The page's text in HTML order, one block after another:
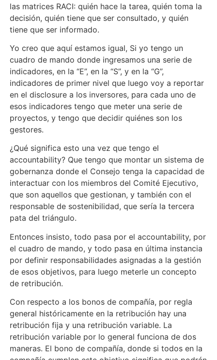
las matrices RACI: quién hace la tarea, quién toma la
decisión, quién tiene que ser consultado, y quién
tiene que ser informado.
Yo creo que aquí estamos igual, Si yo tengo un
cuadro de mando donde ingresamos una serie de
indicadores, en la “E”, en la “S”, y en la “G”,
indicadores de primer nivel que luego voy a reportar
en el disclosure a los inversores, para cada uno de
esos indicadores tengo que meter una serie de
proyectos, y tengo que decidir quiénes son los
gestores.
¿Qué significa esto una vez que tengo el
accountability? Que tengo que montar un sistema de
gobernanza donde el Consejo tenga la capacidad de
interactuar con los miembros del Comité Ejecutivo,
que son aquellos que gestionan, y también con el
responsable de sostenibilidad, que sería la tercera
pata del triángulo.
Entonces insisto, todo pasa por el accountability, por
el cuadro de mando, y todo pasa en última instancia
por definir responsabilidades asignadas a la gestión
de esos objetivos, para luego meterle un concepto
de retribución.
Con respecto a los bonos de compañía, por regla
general históricamente en la retribución hay una
retribución fija y una retribución variable. La
retribución variable por lo general funciona de dos
maneras. El bono de compañía, donde si todos en la